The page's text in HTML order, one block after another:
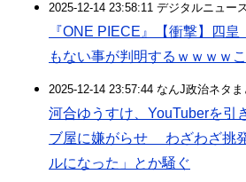
2025-12-14 23:58:11 デジタルニュー
『ONE PIECE』【衝撃】四
もない事が判明するｗｗｗｗ
2025-12-14 23:57:44 なんJ政治ネタま
河合ゆうすけ、YouTuberを引
ブ屋に嫌がらせ わざわざ挑
ルになった」とか騒ぐ